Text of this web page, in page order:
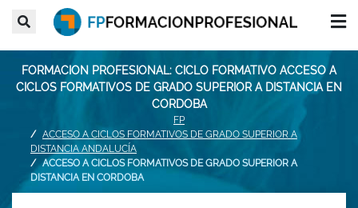
FORMACION PROFESIONAL: CICLO FORMATIVO ACCESO A
CICLOS FORMATIVOS DE GRADO SUPERIOR A DISTANCIA EN
CORDOBA
FP
ACCESO A CICLOS FORMATIVOS DE GRADO SUPERIOR A
DISTANCIA ANDALUCÍA
ACCESO A CICLOS FORMATIVOS DE GRADO SUPERIOR A
DISTANCIA EN CORDOBA